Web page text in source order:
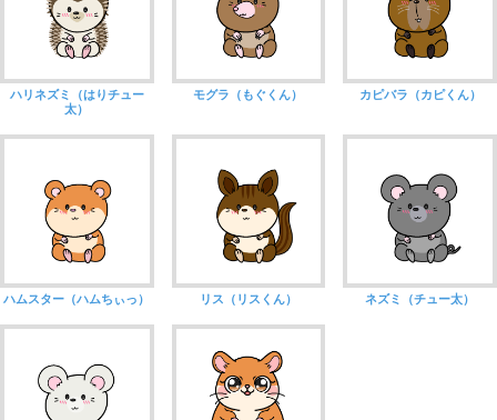
ハリネズミ（はりチュー
太）
モグラ（もぐくん） カピバラ（カピくん）
ハムスター（ハムちぃっ） リス（リスくん） ネズミ（チュー太）